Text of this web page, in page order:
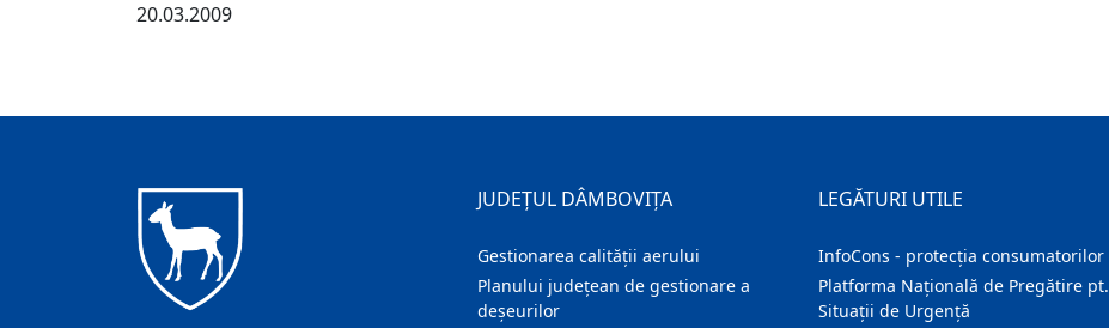
20.03.2009
JUDEȚUL DÂMBOVIȚA
Gestionarea calității aerului
Planului județean de gestionare a
deșeurilor
LEGĂTURI UTILE
InfoCons - protecția consumatorilor
Platforma Națională de Pregătire pt.
Situații de Urgență